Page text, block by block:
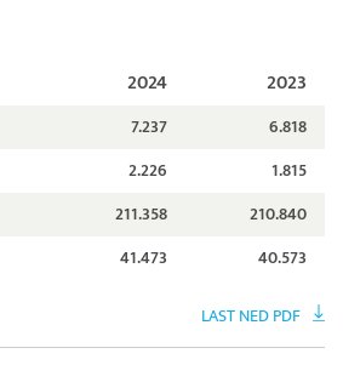
2024 2023
7.237
6.818
2.226
1.815
211.358
210.840
41.473 40.573
LAST NED PDF